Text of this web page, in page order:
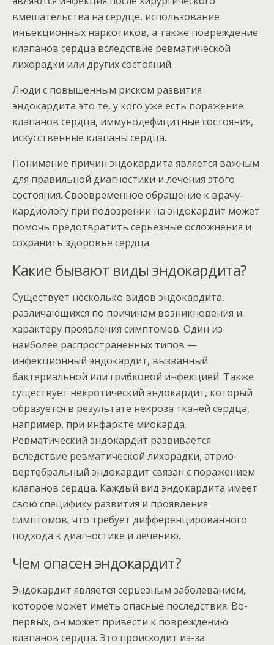
вмешательства на сердце, использование
инъекционных наркотиков, а также повреждение
клапанов сердца вследствие ревматической
лихорадки или других состояний.
Люди с повышенным риском развития
эндокардита это те, у кого уже есть поражение
клапанов сердца, иммунодефицитные состояния,
искусственные клапаны сердца.
Понимание причин эндокардита является важным
для правильной диагностики и лечения этого
состояния. Своевременное обращение к врачу-
кардиологу при подозрении на эндокардит может
помочь предотвратить серьезные осложнения и
сохранить здоровье сердца.
Какие бывают виды эндокардита?
Существует несколько видов эндокардита,
различающихся по причинам возникновения и
характеру проявления симптомов. Один из
наиболее распространенных типов —
инфекционный эндокардит, вызванный
бактериальной или грибковой инфекцией. Также
существует некротический эндокардит, который
образуется в результате некроза тканей сердца,
например, при инфаркте миокарда.
Ревматический эндокардит развивается
вследствие ревматической лихорадки, атрио-
вертебральный эндокардит связан с поражением
клапанов сердца. Каждый вид эндокардита имеет
свою специфику развития и проявления
симптомов, что требует дифференцированного
подхода к диагностике и лечению.
Чем опасен эндокардит?
Эндокардит является серьезным заболеванием,
которое может иметь опасные последствия. Во-
первых, он может привести к повреждению
клапанов сердца. Это происходит из-за